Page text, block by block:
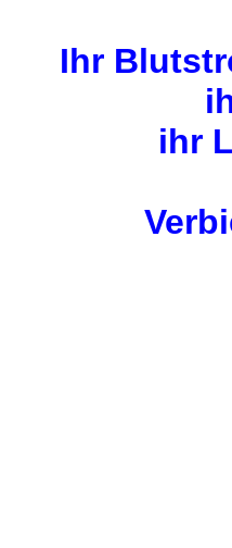
Ihr
ihr